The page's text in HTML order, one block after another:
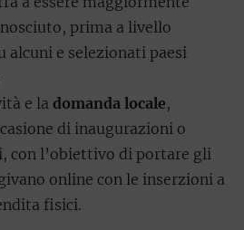
prima a livello
alcuni e selezionati paesi
e la domanda locale,
di inaugurazioni o
con l’obiettivo di portare gli
online con le inserzioni a
fisici.